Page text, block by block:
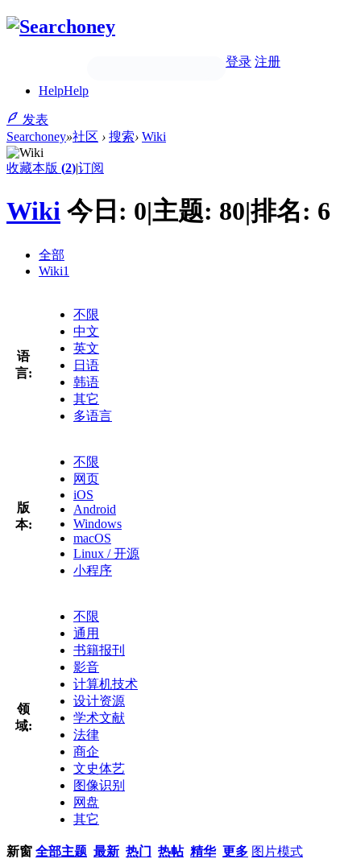
登录 注册
HelpHelp
发表
Searchoney»社区 › 搜索› Wiki
收藏本版 (2)|订阅
Wiki 今日: 0|主题: 80|排名: 6
全部
Wiki1
语
言:
不限
中文
英文
日语
韩语
其它
多语言
版
本:
不限
网页
iOS
Android
Windows
macOS
Linux / 开源
小程序
领
域:
不限
通用
书籍报刊
影音
计算机技术
设计资源
学术文献
法律
商企
文史体艺
图像识别
网盘
其它
新窗 全部主题 最新 热门 热帖 精华 更多 图片模式